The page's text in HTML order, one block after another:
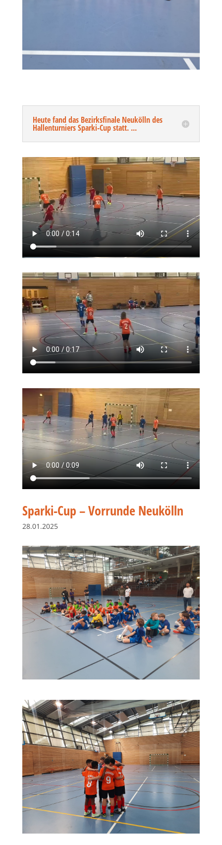
Heute fand das Bezirksfinale Neukölln des
Hallenturniers Sparki-Cup statt. ...
Sparki-Cup – Vorrunde Neukölln
28.01.2025